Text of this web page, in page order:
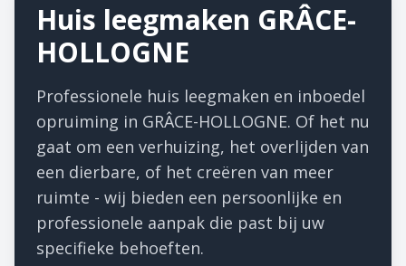
Huis leegmaken GRÂCE-
HOLLOGNE
Professionele huis leegmaken en inboedel
opruiming in GRÂCE-HOLLOGNE. Of het nu
gaat om een verhuizing, het overlijden van
een dierbare, of het creëren van meer
ruimte - wij bieden een persoonlijke en
professionele aanpak die past bij uw
specifieke behoeften.